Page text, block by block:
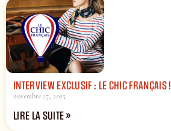
INTERVIEW EXCLUSIF : LE CHIC FRANÇAIS !
novembre 27, 2025
LIRE LA SUITE »